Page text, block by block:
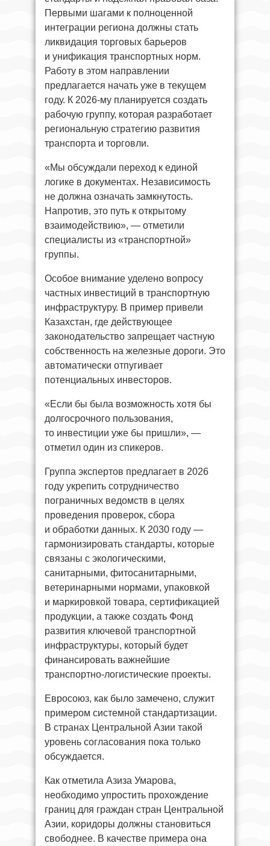
Первыми шагами к полноценной
интеграции региона должны стать
ликвидация торговых барьеров
и унификация транспортных норм.
Работу в этом направлении
предлагается начать уже в текущем
году. К 2026-му планируется создать
рабочую группу, которая разработает
региональную стратегию развития
транспорта и торговли.
«Мы обсуждали переход к единой
логике в документах. Независимость
не должна означать замкнутость.
Напротив, это путь к открытому
взаимодействию», — отметили
специалисты из «транспортной»
группы.
Особое внимание уделено вопросу
частных инвестиций в транспортную
инфраструктуру. В пример привели
Казахстан, где действующее
законодательство запрещает частную
собственность на железные дороги. Это
автоматически отпугивает
потенциальных инвесторов.
«Если бы была возможность хотя бы
долгосрочного пользования,
то инвестиции уже бы пришли», —
отметил один из спикеров.
Группа экспертов предлагает в 2026
году укрепить сотрудничество
пограничных ведомств в целях
проведения проверок, сбора
и обработки данных. К 2030 году —
гармонизировать стандарты, которые
связаны с экологическими,
санитарными, фитосанитарными,
ветеринарными нормами, упаковкой
и маркировкой товара, сертификацией
продукции, а также создать Фонд
развития ключевой транспортной
инфраструктуры, который будет
финансировать важнейшие
транспортно-логистические проекты.
Евросоюз, как было замечено, служит
примером системной стандартизации.
В странах Центральной Азии такой
уровень согласования пока только
обсуждается.
Как отметила Азиза Умарова,
необходимо упростить прохождение
границ для граждан стран Центральной
Азии, коридоры должны становиться
свободнее. В качестве примера она